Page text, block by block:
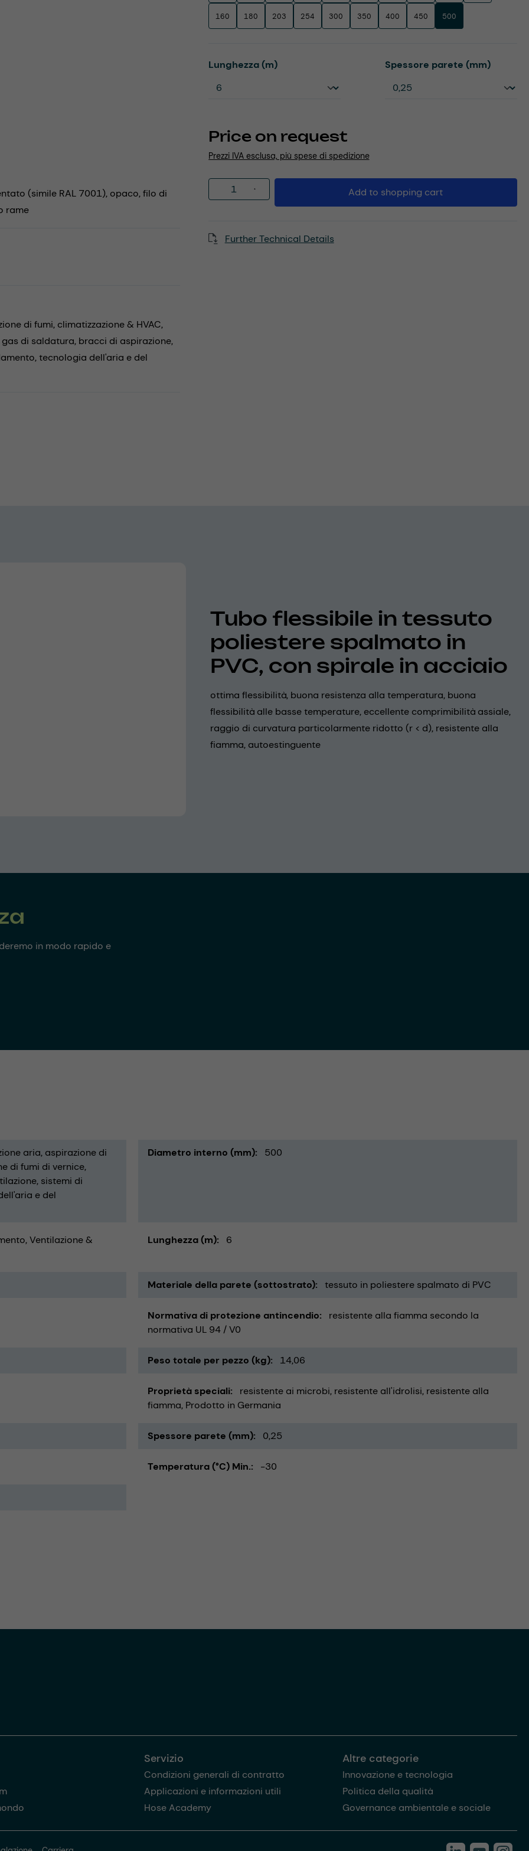
Price on request
Prezzi IVA esclusa, più spese di spedizione
160 180 203 254 300 350 400 450 500
Select
Lunghezza (m) Select
Spessore parete (mm)
Product Quantity: Enter the desired amount
Add to shopping cart
Further Technical Details
(simile RAL 7001), opaco, filo di
rame
di fumi, climatizzazione & HVAC,
di saldatura, bracci di aspirazione,
tecnologia dell'aria e del
Tubo flessibile in tessuto
poliestere spalmato in
PVC, con spirale in acciaio
ottima flessibilità, buona resistenza alla temperatura, buona
flessibilità alle basse temperature, eccellente comprimibilità assiale,
raggio di curvatura particolarmente ridotto (r < d), resistente alla
fiamma, autoestinguente
in modo rapido e
aria aspirazione di
di fumi di vernice
sistemi di
e del
Diametro interno (mm) 500
Ventilazione &
Lunghezza (m) 6
Materiale della parete (sottostrato) tessuto in poliestere spalmato di PVC
Normativa di protezione antincendio
resistente alla fiamma secondo la
normativa UL 94 / V0
Peso totale per pezzo (kg) 14,06
Proprietà speciali resistente ai microbi resistente all'idrolisi resistente alla
fiamma Prodotto in Germania
Spessore parete (mm) 0,25
Temperatura (°C) Min. -30
Servizio
Condizioni generali di contratto
Applicazioni e informazioni utili
Hose Academy
Altre categorie
Innovazione e tecnologia
Politica della qualità
Governance ambientale e sociale